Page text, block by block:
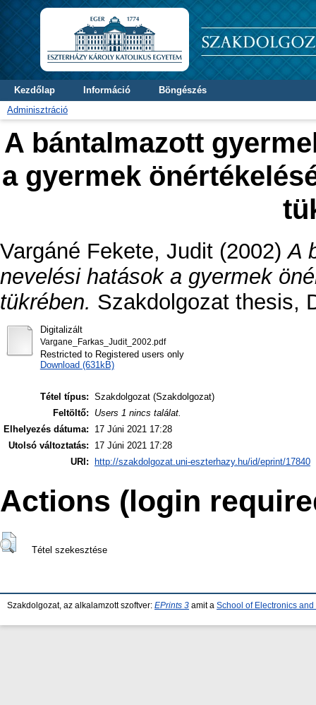
Kezdőlap Információ
Böngészés
Adminisztráció
A bántalmazott
a gyermek
Vargáné Fekete, Judit (2002)A
nevelési hatások a gyermek
tükrében. Szakdolgozat thesis,
Digitalizált
Vargane_Farkas_Judit_2002.pdf
Restricted to Registered users only
Download (631kB)
Tétel típus: Szakdolgozat (Szakdolgozat)
Feltöltő:
Users 1 nincs találat.
Elhelyezés dátuma:
17 Júni 2021 17:28
Utolsó változtatás:
17 Júni 2021 17:28
URI:
http://szakdolgozat.uni-eszterhazy.hu/id/eprint/17840
Actions (login
Tétel szekesztése
Szakdolgozat, az alkalamzott szoftver: EPrints 3 amit a School of Electronics